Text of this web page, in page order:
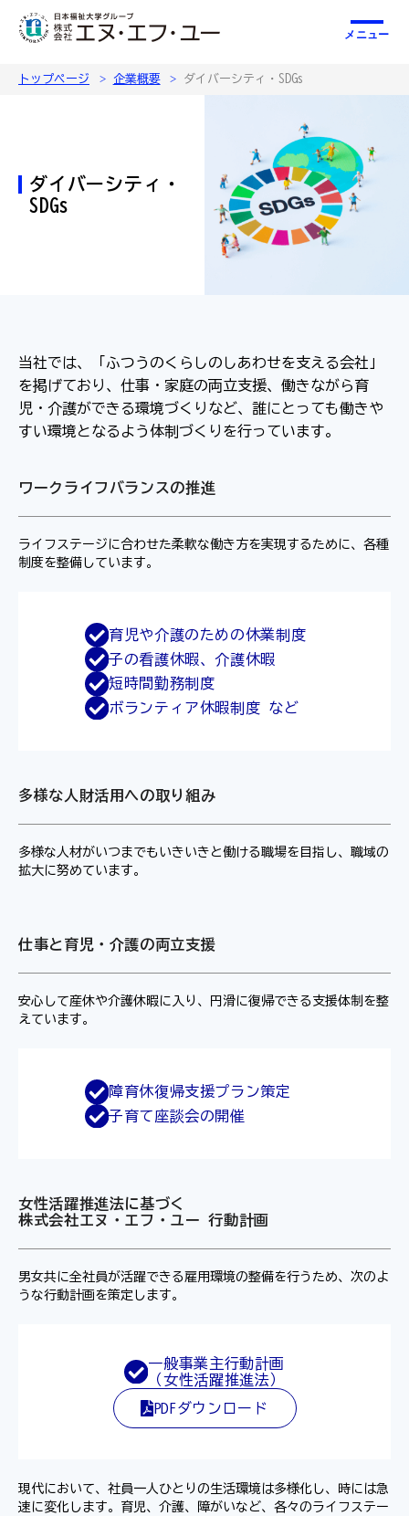
メニュー
トップページ 企業概要 ダイバーシティ・SDGs
ダイバーシティ・
SDGs
当社では、「ふつうのくらしのしあわせを支える会社」
を掲げており、仕事・家庭の両立支援、働きながら育
児・介護ができる環境づくりなど、誰にとっても働きや
すい環境となるよう体制づくりを行っています。
ワークライフバランスの推進
ライフステージに合わせた柔軟な働き方を実現するために、各種
制度を整備しています。
育児や介護のための休業制度
子の看護休暇、介護休暇
短時間勤務制度
ボランティア休暇制度 など
多様な人財活用への取り組み
多様な人材がいつまでもいきいきと働ける職場を目指し、職域の
拡大に努めています。
仕事と育児・介護の両立支援
安心して産休や介護休暇に入り、円滑に復帰できる支援体制を整
えています。
障育休復帰支援プラン策定
子育て座談会の開催
女性活躍推進法に基づく
株式会社エヌ・エフ・ユー 行動計画
男女共に全社員が活躍できる雇用環境の整備を行うため、次のよ
うな行動計画を策定します。
一般事業主行動計画
（女性活躍推進法）
PDFダウンロード
現代において、社員一人ひとりの生活環境は多様化し、時には急
速に変化します。育児、介護、障がいなど、各々のライフステー